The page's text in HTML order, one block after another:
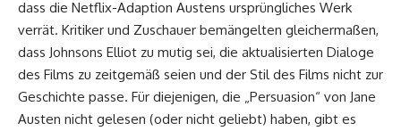
dass die Netflix-Adaption Austens ursprüngliches Werk
verrät. Kritiker und Zuschauer bemängelten gleichermaßen,
dass Johnsons Elliot zu mutig sei, die aktualisierten Dialoge
des Films zu zeitgemäß seien und der Stil des Films nicht zur
Geschichte passe. Für diejenigen, die „Persuasion“ von Jane
Austen nicht gelesen (oder nicht geliebt) haben, gibt es